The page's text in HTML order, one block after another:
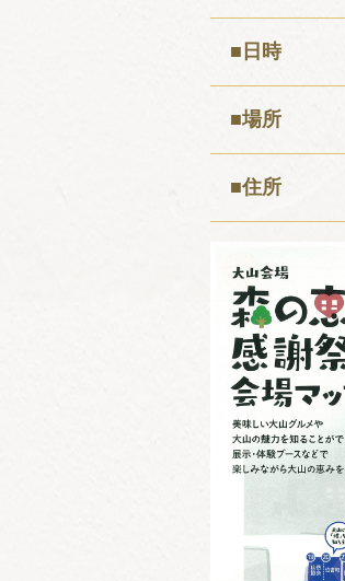
■日時
■場所
■住所